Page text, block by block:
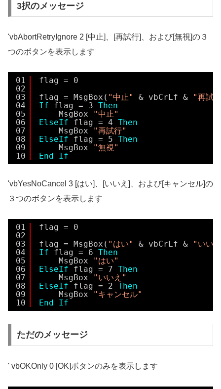
3択のメッセージ
'vbAbortRetryIgnore 2 [中止]、[再試行]、および[無視]の３
つのボタンを表示します
01
02
03
04
05
06
07
08
09
10
flag = 0
flag = MsgBox( "中止" & vbCrLf &
"再試
If
flag = 3 Then
MsgBox
"中止"
ElseIf
flag = 4 Then
MsgBox
"再試行"
ElseIf
flag = 5 Then
MsgBox
"無視"
End
If
'vbYesNoCancel 3 [はい]、[いいえ]、および[キャンセル]の
３つのボタンを表示します
01
02
03
04
05
06
07
08
09
10
flag = 0
flag = MsgBox( "はい" & vbCrLf &
"いい
If
flag = 6 Then
MsgBox
"はい"
ElseIf
flag = 7 Then
MsgBox
"いいえ"
ElseIf
flag = 2 Then
MsgBox
"キャンセル"
End
If
ただのメッセージ
' vbOKOnly 0 [OK]ボタンのみを表示します